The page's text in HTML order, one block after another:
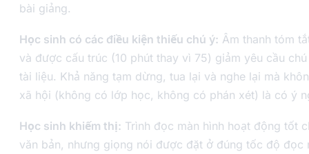
bài giảng.
Học sinh có các điều kiện thiếu chú ý: Âm thanh tóm
và được cấu trúc (10 phút thay vì 75) giảm yêu cầu
tài liệu. Khả năng tạm dừng, tua lại và nghe lại mà
xã hội (không có lớp học, không có phán xét) là có ý
Học sinh khiếm thị: Trình đọc màn hình hoạt động tốt
văn bản, nhưng giọng nói được đặt ở đúng tốc độ đọc